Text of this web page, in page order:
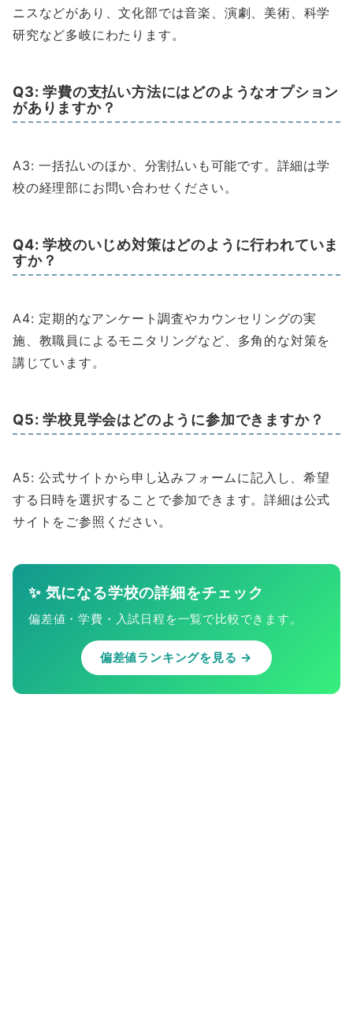
ニスなどがあり、文化部では音楽、演劇、美術、科学
研究など多岐にわたります。
Q3: 学費の支払い方法にはどのようなオプション
がありますか？
A3: 一括払いのほか、分割払いも可能です。詳細は学
校の経理部にお問い合わせください。
Q4: 学校のいじめ対策はどのように行われていま
すか？
A4: 定期的なアンケート調査やカウンセリングの実
施、教職員によるモニタリングなど、多角的な対策を
講じています。
Q5: 学校見学会はどのように参加できますか？
A5: 公式サイトから申し込みフォームに記入し、希望
する日時を選択することで参加できます。詳細は公式
サイトをご参照ください。
✨ 気になる学校の詳細をチェック
偏差値・学費・入試日程を一覧で比較できます。
偏差値ランキングを見る →